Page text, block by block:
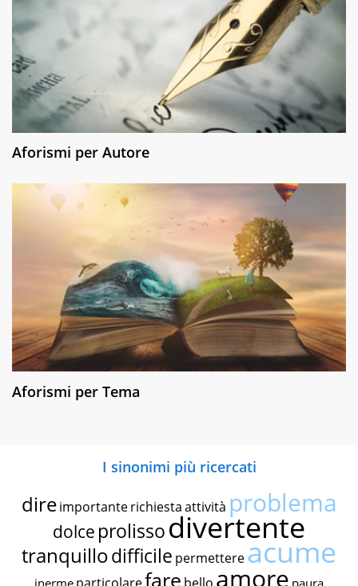
Aforismi per Autore
Aforismi per Tema
I sinonimi più ricercati
dire importante richiestaattività problema
dolce prolissodivertente
tranquillodifficile permettereacume
fare amore